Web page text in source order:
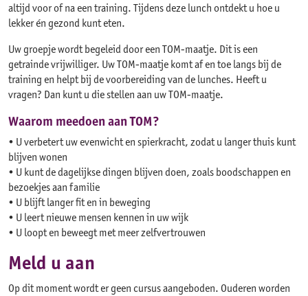
altijd voor of na een training. Tijdens deze lunch ontdekt u hoe u
lekker én gezond kunt eten.
Uw groepje wordt begeleid door een TOM-maatje. Dit is een
getrainde vrijwilliger. Uw TOM-maatje komt af en toe langs bij de
training en helpt bij de voorbereiding van de lunches. Heeft u
vragen? Dan kunt u die stellen aan uw TOM-maatje.
Waarom meedoen aan TOM?
• U verbetert uw evenwicht en spierkracht, zodat u langer thuis kunt
blijven wonen
• U kunt de dagelijkse dingen blijven doen, zoals boodschappen en
bezoekjes aan familie
• U blijft langer fit en in beweging
• U leert nieuwe mensen kennen in uw wijk
• U loopt en beweegt met meer zelfvertrouwen
Meld u aan
Op dit moment wordt er geen cursus aangeboden. Ouderen worden